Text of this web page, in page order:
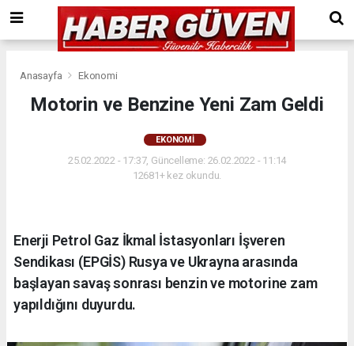
Anasayfa Ekonomi
Motorin ve Benzine Yeni Zam Geldi
EKONOMI
25.02.2022 - 17:37, Güncelleme: 26.02.2022 - 11:14
12681+ kez okundu.
Enerji Petrol Gaz İkmal İstasyonları İşveren
Sendikası (EPGİS) Rusya ve Ukrayna arasında
başlayan savaş sonrası benzin ve motorine zam
yapıldığını duyurdu.